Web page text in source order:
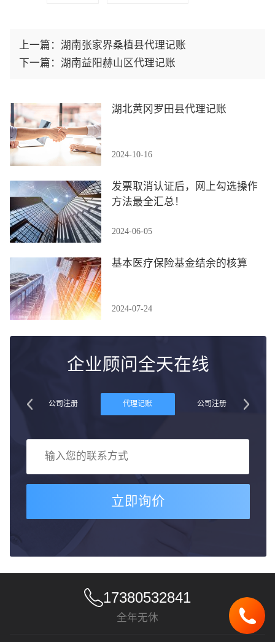
上一篇：湖南张家界桑植县代理记账
下一篇：湖南益阳赫山区代理记账
湖北黄冈罗田县代理记账
2024-10-16
发票取消认证后，网上勾选操作
方法最全汇总！
2024-06-05
基本医疗保险基金结余的核算
2024-07-24
企业顾问全天在线
公司注册 代理记账 公司注册
立即询价
17380532841
全年无休